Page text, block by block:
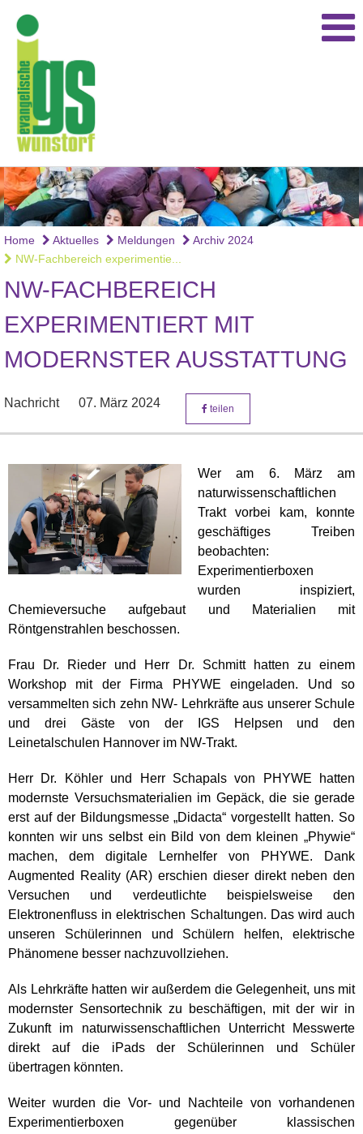
Home Aktuelles Meldungen
Archiv 2024
NW-Fachbereich experimentie...
NW-FACHBEREICH
EXPERIMENTIERT MIT
MODERNSTER AUSSTATTUNG
Nachricht 07. März 2024 teilen
Wer am 6. März am
naturwissenschaftlichen
Trakt vorbei kam, konnte
geschäftiges Treiben
beobachten:
Experimentierboxen
wurden inspiziert,
Chemieversuche aufgebaut und Materialien mit
Röntgenstrahlen beschossen.
Frau Dr. Rieder und Herr Dr. Schmitt hatten zu einem
Workshop mit der Firma PHYWE eingeladen. Und so
versammelten sich zehn NW- Lehrkräfte aus unserer Schule
und drei Gäste von der IGS Helpsen und den
Leinetalschulen Hannover im NW-Trakt.
Herr Dr. Köhler und Herr Schapals von PHYWE hatten
modernste Versuchsmaterialien im Gepäck, die sie gerade
erst auf der Bildungsmesse „Didacta“ vorgestellt hatten. So
konnten wir uns selbst ein Bild von dem kleinen „Phywie“
machen, dem digitale Lernhelfer von PHYWE. Dank
Augmented Reality (AR) erschien dieser direkt neben den
Versuchen und verdeutlichte beispielsweise den
Elektronenfluss in elektrischen Schaltungen. Das wird auch
unseren Schülerinnen und Schülern helfen, elektrische
Phänomene besser nachzuvollziehen.
Als Lehrkräfte hatten wir außerdem die Gelegenheit, uns mit
modernster Sensortechnik zu beschäftigen, mit der wir in
Zukunft im naturwissenschaftlichen Unterricht Messwerte
direkt auf die iPads der Schülerinnen und Schüler
übertragen könnten.
Weiter wurden die Vor- und Nachteile von vorhandenen
Experimentierboxen gegenüber klassischen